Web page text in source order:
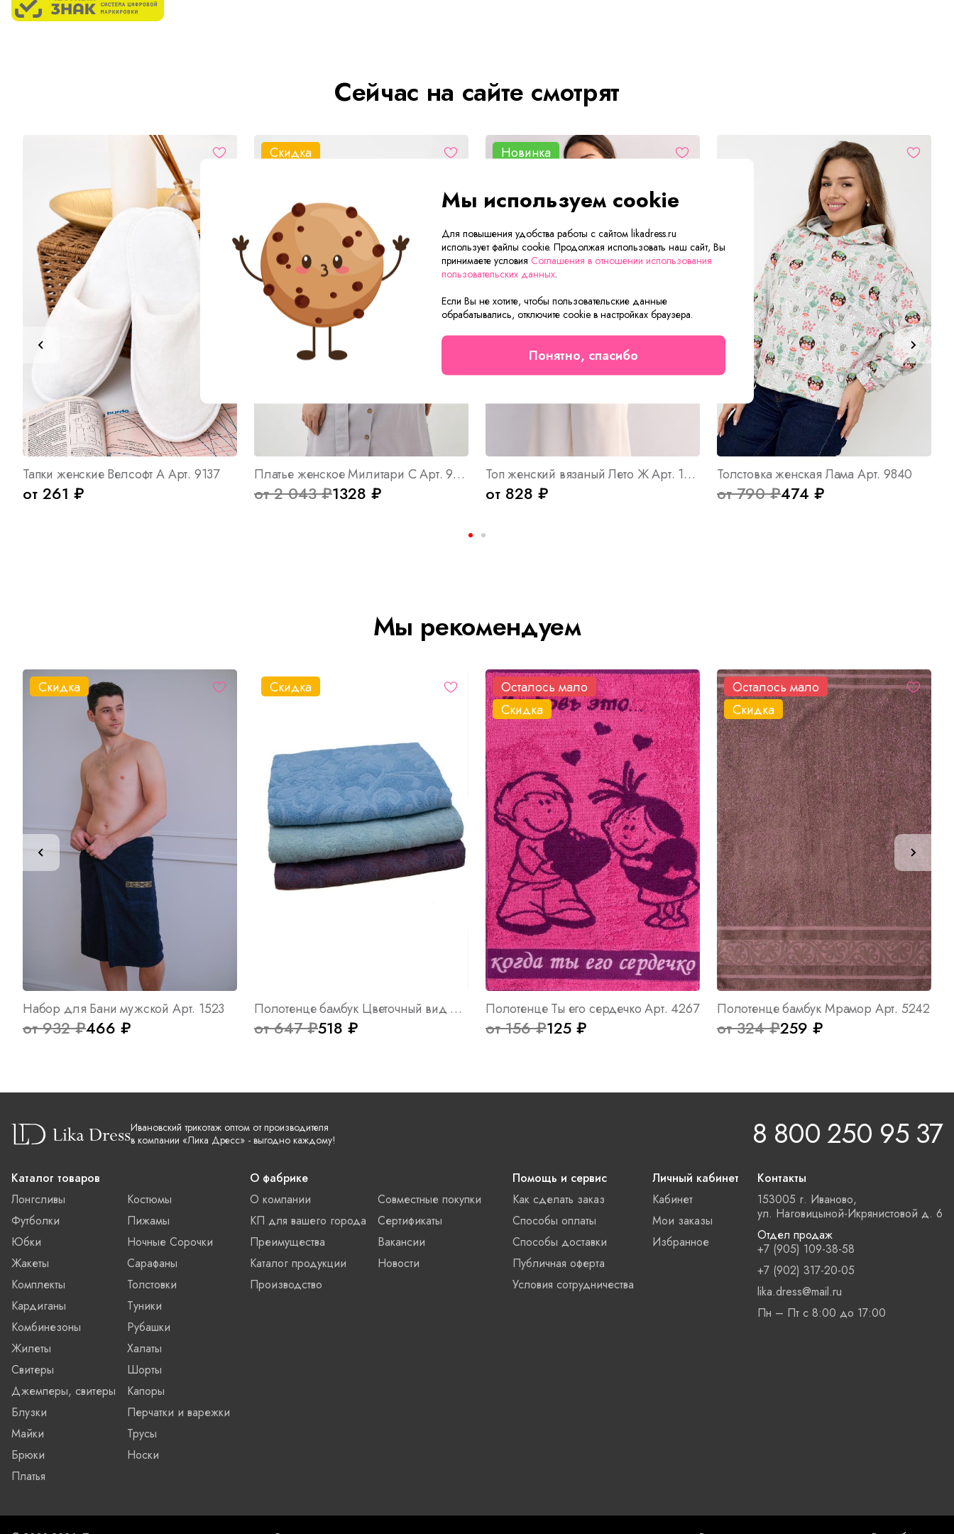
Сейчас на сайте смотрят
Тапки женские Велсофт А Арт. 9137
от 261 ₽
Скидка
Платье женское Милитари С Арт. 9440
от 2 043 ₽1328 ₽
Новинка
Топ женский вязаный Лето Ж Арт. 10759
от 828 ₽
Толстовка женская Лама Арт. 9840
от 790 ₽474 ₽
Мы рекомендуем
Скидка
Набор для Бани мужской Арт. 1523
от 932 ₽466 ₽
Скидка
Полотенце бамбук Цветочный вид Арт. 3709
от 647 ₽518 ₽
Осталось мало
Скидка
Полотенце Ты его сердечко Арт. 4267
от 156 ₽125 ₽
Осталось мало
Скидка
Полотенце бамбук Мрамор Арт. 5242
от 324 ₽259 ₽
Ивановский трикотаж оптом от производителя
в компании «Лика Дресс» - выгодно каждому!
8 800 250 95 37
Каталог товаров
Лонгсливы
Футболки
Юбки
Жакеты
Комплекты
Кардиганы
Комбинезоны
Жилеты
Свитеры
Джемперы, свитеры
Блузки
Майки
Брюки
Платья
Костюмы
Пижамы
Ночные Сорочки
Сарафаны
Толстовки
Туники
Рубашки
Халаты
Шорты
Капоры
Перчатки и варежки
Трусы
Носки
О фабрике
О компании
КП для вашего города
Преимущества
Каталог продукции
Производство
Совместные покупки
Сертификаты
Вакансии
Новости
Помощь и сервис
Как сделать заказ
Способы оплаты
Способы доставки
Публичная оферта
Условия сотрудничества
Личный кабинет
Кабинет
Мои заказы
Избранное
Контакты
153005 г. Иваново,
ул. Наговицыной-Икрянистовой д. 6
Отдел продаж
+7 (905) 109-38-58
+7 (902) 317-20-05
lika.dress@mail.ru
Пн – Пт с 8:00 до 17:00
Мы используем cookie
Для повышения удобства работы с сайтом likadress.ru
использует файлы cookie. Продолжая использовать наш сайт, Вы
принимаете условия Соглашения в отношении использования
пользовательских данных.
Если Вы не хотите, чтобы пользовательские данные
обрабатывались, отключите cookie в настройках браузера.
Понятно, спасибо